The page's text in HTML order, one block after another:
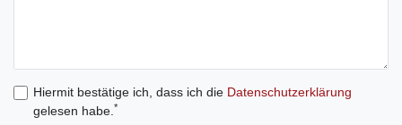
Hiermit bestätige ich, dass ich die Daten­schutz­erklärung
gelesen habe. *